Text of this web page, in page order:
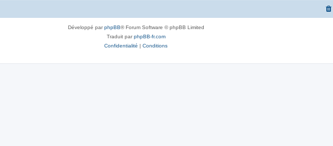
Développé parphpBB® Forum Software © phpBB Limited
Traduit parphpBB-fr.com
Confidentialité | Conditions